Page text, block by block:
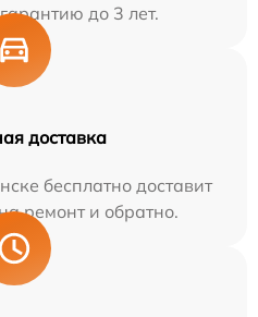
до 3 лет.
доставка
бесплатно доставит
ремонт и обратно.